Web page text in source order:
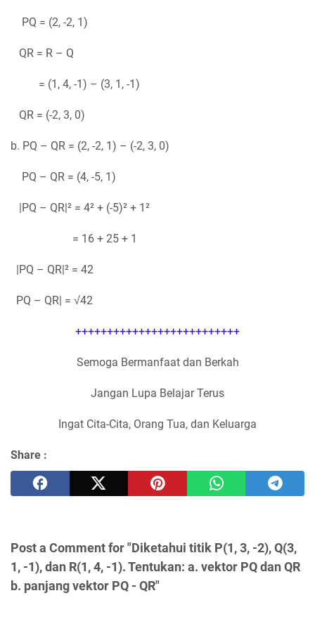
PQ = (2, -2, 1)
QR = R – Q
= (1, 4, -1) – (3, 1, -1)
QR = (-2, 3, 0)
b. PQ – QR = (2, -2, 1) – (-2, 3, 0)
PQ – QR = (4, -5, 1)
|PQ – QR|² = 4² + (-5)² + 1²
= 16 + 25 + 1
|PQ – QR|² = 42
PQ – QR| = √42
++++++++++++++++++++++++++
Semoga Bermanfaat dan Berkah
Jangan Lupa Belajar Terus
Ingat Cita-Cita, Orang Tua, dan Keluarga
Share :
Post a Comment for "Diketahui titik P(1, 3, -2), Q(3,
1, -1), dan R(1, 4, -1). Tentukan: a. vektor PQ dan QR
b. panjang vektor PQ - QR"